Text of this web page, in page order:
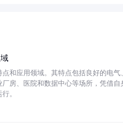
和应用领域。其特点包括良好的电
房、医院和数据中心等场所，凭借
。